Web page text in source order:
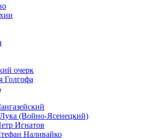
очерк
Голгофа
(Войно-Ясенецкий)
Игнатов
Наливайко